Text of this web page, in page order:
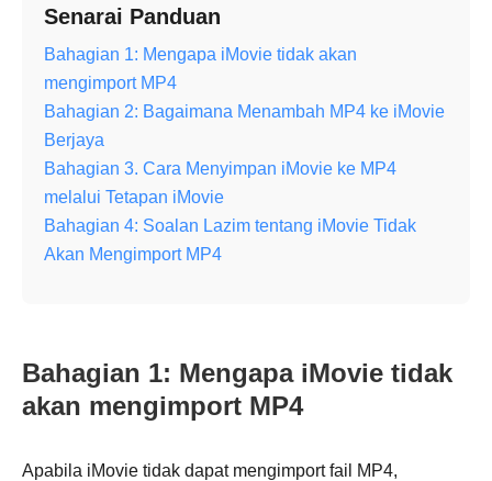
Senarai Panduan
Bahagian 1: Mengapa iMovie tidak akan
mengimport MP4
Bahagian 2: Bagaimana Menambah MP4 ke iMovie
Berjaya
Bahagian 3. Cara Menyimpan iMovie ke MP4
melalui Tetapan iMovie
Bahagian 4: Soalan Lazim tentang iMovie Tidak
Akan Mengimport MP4
Bahagian 1: Mengapa iMovie tidak
akan mengimport MP4
Apabila iMovie tidak dapat mengimport fail MP4,